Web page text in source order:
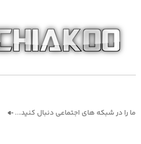
ما را در شبکه های اجتماعی دنبال کنید...